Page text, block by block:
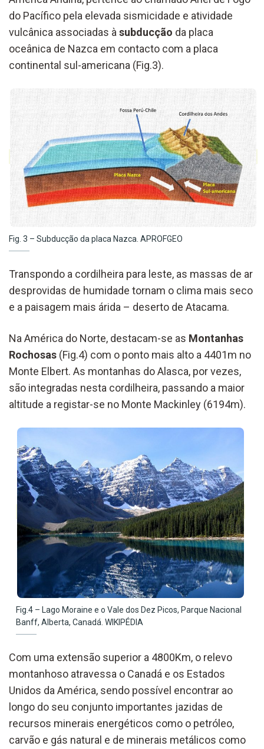
do Pacífico pela elevada sismicidade e atividade
vulcânica associadas à subducção da placa
oceânica de Nazca em contacto com a placa
continental sul-americana (Fig.3).
Fig. 3 – Subducção da placa Nazca. APROFGEO
Transpondo a cordilheira para leste, as massas de ar
desprovidas de humidade tornam o clima mais seco
e a paisagem mais árida – deserto de Atacama.
Na América do Norte, destacam-se as Montanhas
Rochosas (Fig.4) com o ponto mais alto a 4401m no
Monte Elbert. As montanhas do Alasca, por vezes,
são integradas nesta cordilheira, passando a maior
altitude a registar-se no Monte Mackinley (6194m).
Fig.4 – Lago Moraine e o Vale dos Dez Picos, Parque Nacional
Banff, Alberta, Canadá. WIKIPÉDIA
Com uma extensão superior a 4800Km, o relevo
montanhoso atravessa o Canadá e os Estados
Unidos da América, sendo possível encontrar ao
longo do seu conjunto importantes jazidas de
recursos minerais energéticos como o petróleo,
carvão e gás natural e de minerais metálicos como